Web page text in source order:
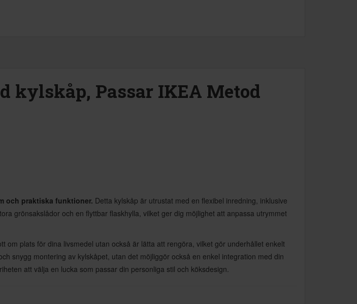
kylskåp, Passar IKEA Metod
och praktiska funktioner. Detta kylskåp är utrustat med en flexibel inredning, inklusive
grönsakslådor och en flyttbar flaskhylla, vilket ger dig möjlighet att anpassa utrymmet
om plats för dina livsmedel utan också är lätta att rengöra, vilket gör underhållet enkelt
snygg montering av kylskåpet, utan det möjliggör också en enkel integration med din
att välja en lucka som passar din personliga stil och köksdesign.